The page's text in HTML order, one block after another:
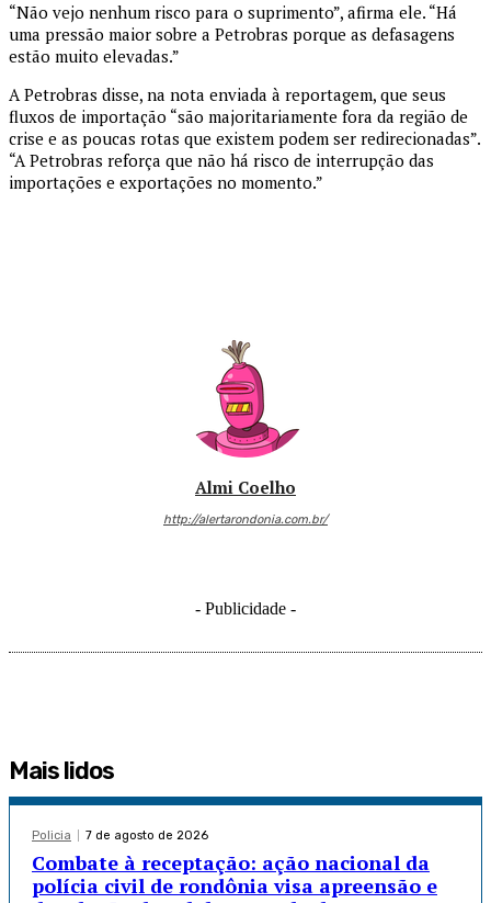
“Não vejo nenhum risco para o suprimento”, afirma ele. “Há
uma pressão maior sobre a Petrobras porque as defasagens
estão muito elevadas.”
A Petrobras disse, na nota enviada à reportagem, que seus
fluxos de importação “são majoritariamente fora da região de
crise e as poucas rotas que existem podem ser redirecionadas”.
“A Petrobras reforça que não há risco de interrupção das
importações e exportações no momento.”
Almi Coelho
http://alertarondonia.com.br/
- Publicidade -
Mais lidos
Policia 7 de agosto de 2026
Combate à receptação: ação nacional da
polícia civil de rondônia visa apreensão e